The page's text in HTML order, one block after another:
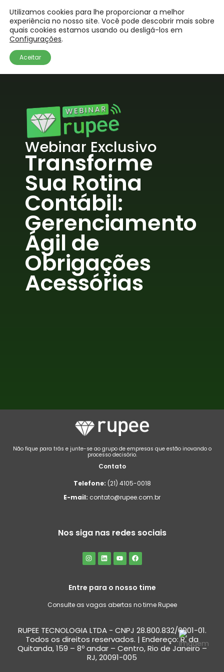
Webinar Exclusivo
Transforme
Sua Rotina
Contábil:
Gerenciamento
Ágil de
Obrigações
Acessórias
Não fique para trás e junte-se ao grupo de empresas que estão inovando o
processo decisório.
Contato
Telefone: (21) 4105-0018
E-mail: contato@rupee.com.br
Nos siga nas redes sociais
Entre para o nosso time
Consulte as vagas abertas no time Rupee
RUPEE TECNOLOGIA LTDA - CNPJ 28.800.832/0001-01.
Todos os direitos reservados. | Endereço: R. da
Quitanda, 159 – 8º andar – Centro, Rio de Janeiro –
RJ, 20091-005
Utilizamos cookies para lhe proporcionar a melhor
experiência no nosso site. Você pode descobrir mais sobre
quais cookies estamos usando ou desligá-los em
Configurações.
Aceitar